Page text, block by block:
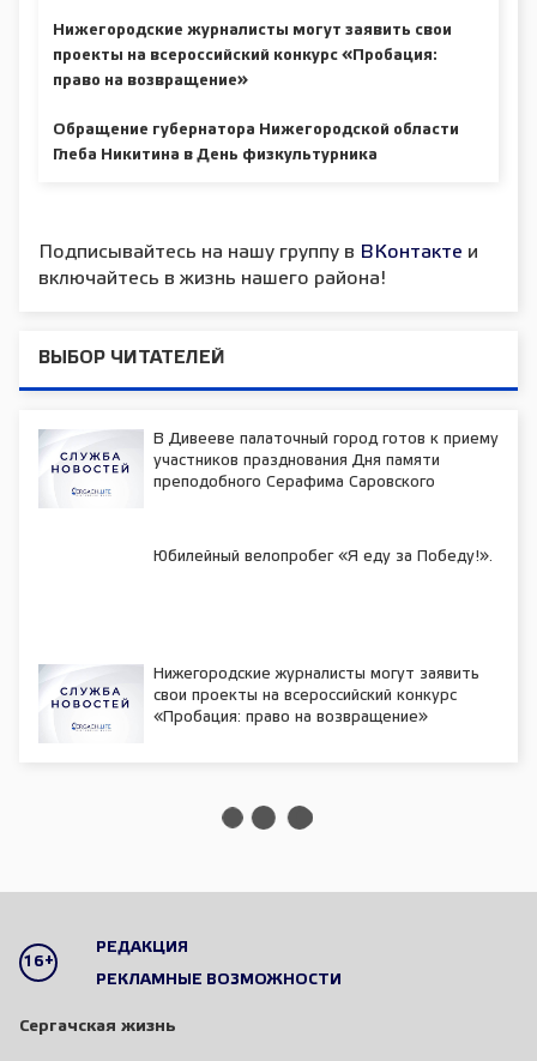
Нижегородские журналисты могут заявить свои
проекты на всероссийский конкурс «Пробация:
право на возвращение»
Обращение губернатора Нижегородской области
Глеба Никитина в День физкультурника
Подписывайтесь на нашу группу в ВКонтакте и
включайтесь в жизнь нашего района!
ВЫБОР ЧИТАТЕЛЕЙ
В Дивееве палаточный город готов к приему
участников празднования Дня памяти
преподобного Серафима Саровского
Юбилейный велопробег «Я еду за Победу!».
Нижегородские журналисты могут заявить
свои проекты на всероссийский конкурс
«Пробация: право на возвращение»
16+
РЕДАКЦИЯ
РЕКЛАМНЫЕ ВОЗМОЖНОСТИ
Сергачская жизнь